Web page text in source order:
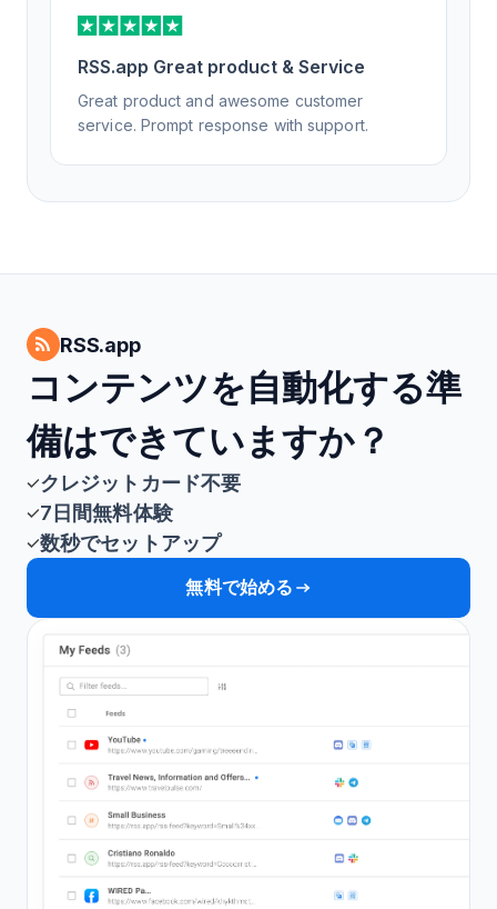
RSS.app Great product & Service
Great product and awesome customer
service. Prompt response with support.
RSS.app
コンテンツを自動化する準
備はできていますか？
クレジットカード不要
7日間無料体験
数秒でセットアップ
無料で始める